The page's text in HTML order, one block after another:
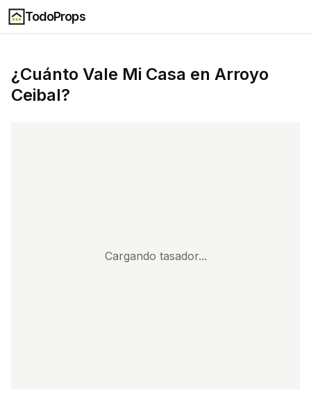
TodoProps
¿Cuánto Vale Mi Casa en Arroyo
Ceibal?
Cargando tasador...